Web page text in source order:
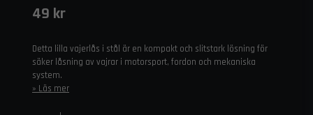
49 kr
Detta lilla vajerlås i stål är en kompakt och slitstark lösning för
säker låsning av vajrar i motorsport, fordon och mekaniska
system.
Läs mer